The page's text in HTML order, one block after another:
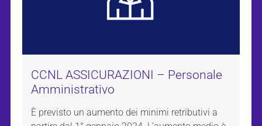
CCNL ASSICURAZIONI – Personale
Amministrativo
È previsto un aumento dei minimi retributivi a